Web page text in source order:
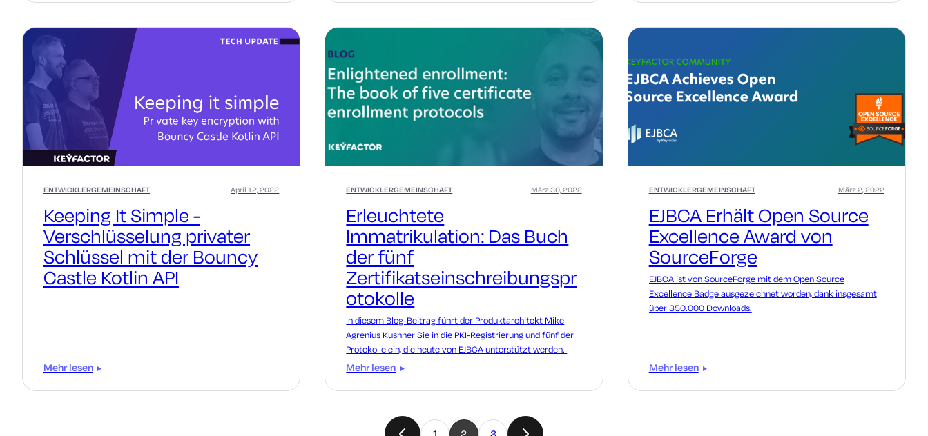
ENTWICKLERGEMEINSCHAFT
Keeping It Simple -
Verschlüsselung privater
Schlüssel mit der Bouncy
Castle Kotlin API
April 12, 2022
Mehr lesen
ENTWICKLERGEMEINSCHAFT
Erleuchtete
Immatrikulation: Das Buch
der fünf
Zertifikatseinschreibungspr
otokolle
März 30, 2022
In diesem Blog-Beitrag führt der Produktarchitekt Mike
Agrenius Kushner Sie in die PKI-Registrierung und fünf der
Protokolle ein, die heute von EJBCA unterstützt werden.
Mehr lesen
ENTWICKLERGEMEINSCHAFT
EJBCA Erhält Open Source
Excellence Award von
SourceForge
März 2, 2022
EJBCA ist von SourceForge mit dem Open Source
Excellence Badge ausgezeichnet worden, dank insgesamt
über 350.000 Downloads.
Mehr lesen